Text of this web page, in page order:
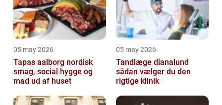
05 may 2026
Tapas aalborg nordisk
smag, social hygge og
mad ud af huset
05 may 2026
Tandlæge dianalund
sådan vælger du den
rigtige klinik